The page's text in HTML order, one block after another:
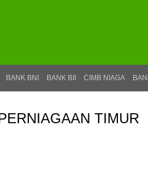
BANK BNI BANK BII CIMB NIAGA
TIMUR